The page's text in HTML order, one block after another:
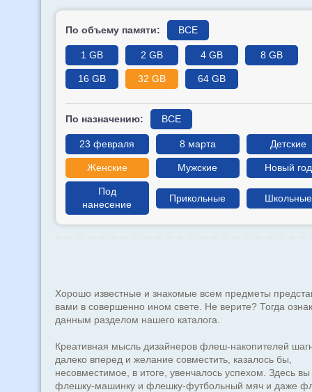
По объему памяти: ВСЕ
1 GB 2 GB 4 GB 8 GB
16 GB 32 GB 64 GB
По назначению: ВСЕ
23 февраля 8 марта Детские
Женские Мужские Новый год
Под
нанесение
Прикольные Школьные
Хорошо известные и знакомые всем предметы
вами в совершенно ином свете. Не верите? Тогда
данным разделом нашего каталога.
Креативная мысль дизайнеров флеш-накопителей
далеко вперед и желание совместить, казалось бы,
несовместимое, в итоге, увенчалось успехом. Здесь
флешку-машинку и флешку-футбольный мяч и даже